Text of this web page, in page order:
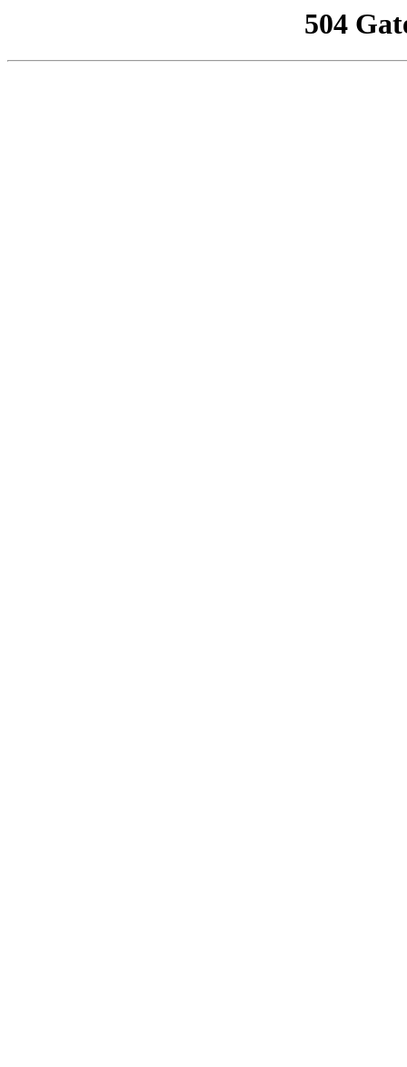
504